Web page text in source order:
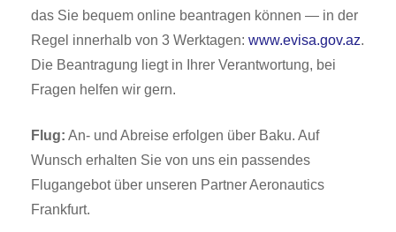
das Sie bequem online beantragen können — in der
Regel innerhalb von 3 Werktagen: www.evisa.gov.az.
Die Beantragung liegt in Ihrer Verantwortung, bei
Fragen helfen wir gern.
Flug: An- und Abreise erfolgen über Baku. Auf
Wunsch erhalten Sie von uns ein passendes
Flugangebot über unseren Partner Aeronautics
Frankfurt.